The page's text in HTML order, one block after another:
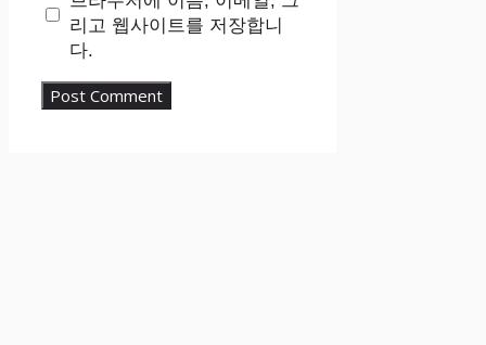
리고 웹사이트를 저장합니
다.